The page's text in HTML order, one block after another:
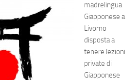
madrelingua
Giapponese a
Livorno
disposta a
tenere lezioni
private di
Giapponese